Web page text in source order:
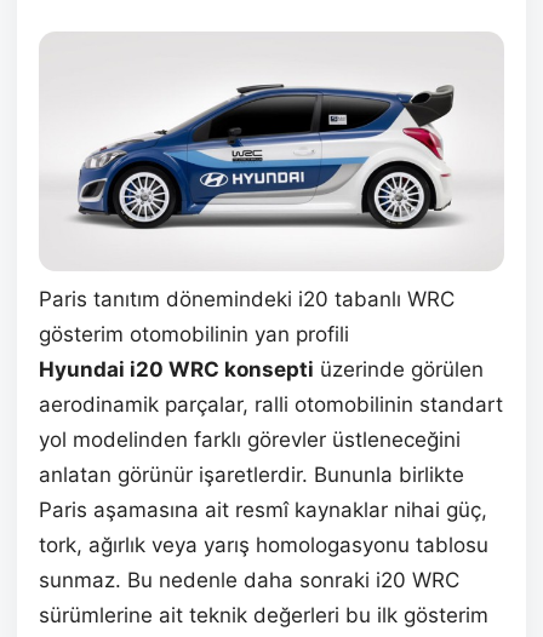
Paris tanıtım dönemindeki i20 tabanlı WRC
gösterim otomobilinin yan profili
Hyundai i20 WRC konsepti üzerinde görülen
aerodinamik parçalar, ralli otomobilinin standart
yol modelinden farklı görevler üstleneceğini
anlatan görünür işaretlerdir. Bununla birlikte
Paris aşamasına ait resmî kaynaklar nihai güç,
tork, ağırlık veya yarış homologasyonu tablosu
sunmaz. Bu nedenle daha sonraki i20 WRC
sürümlerine ait teknik değerleri bu ilk gösterim